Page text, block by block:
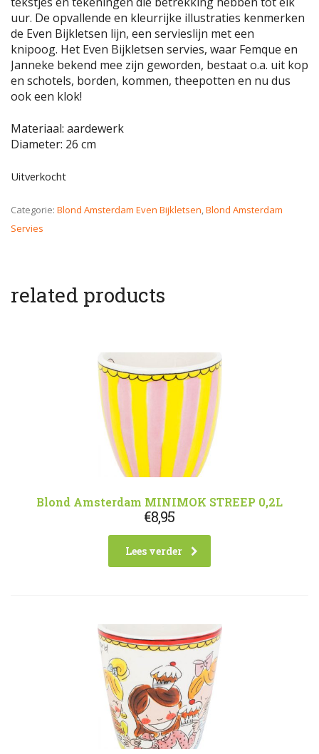
uur. De opvallende en kleurrijke illustraties kenmerken
de Even Bijkletsen lijn, een servieslijn met een
knipoog. Het Even Bijkletsen servies, waar Femque en
Janneke bekend mee zijn geworden, bestaat o.a. uit kop
en schotels, borden, kommen, theepotten en nu dus
ook een klok!
Materiaal: aardewerk
Diameter: 26 cm
Uitverkocht
Categorie: Blond Amsterdam Even Bijkletsen,Blond Amsterdam
Servies
related products
Blond Amsterdam MINIMOK STREEP 0,2L
€8,95
Lees verder